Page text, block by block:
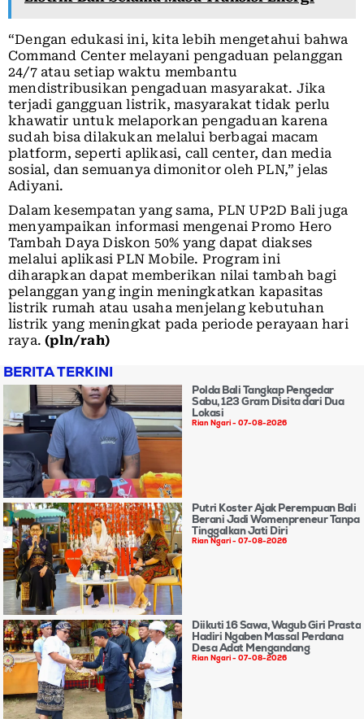
“Dengan edukasi ini, kita lebih mengetahui bahwa
Command Center melayani pengaduan pelanggan
24/7 atau setiap waktu membantu
mendistribusikan pengaduan masyarakat. Jika
terjadi gangguan listrik, masyarakat tidak perlu
khawatir untuk melaporkan pengaduan karena
sudah bisa dilakukan melalui berbagai macam
platform, seperti aplikasi, call center, dan media
sosial, dan semuanya dimonitor oleh PLN,” jelas
Adiyani.
Dalam kesempatan yang sama, PLN UP2D Bali juga
menyampaikan informasi mengenai Promo Hero
Tambah Daya Diskon 50% yang dapat diakses
melalui aplikasi PLN Mobile. Program ini
diharapkan dapat memberikan nilai tambah bagi
pelanggan yang ingin meningkatkan kapasitas
listrik rumah atau usaha menjelang kebutuhan
listrik yang meningkat pada periode perayaan hari
raya.(pln/rah)
BERITA TERKINI
Polda Bali Tangkap Pengedar
Sabu, 123 Gram Disita dari Dua
Lokasi
Rian Ngari 07-08-2026
Putri Koster Ajak Perempuan Bali
Berani Jadi Womenpreneur Tanpa
Tinggalkan Jati Diri
Rian Ngari 07-08-2026
Diikuti 16 Sawa, Wagub Giri Prasta
Hadiri Ngaben Massal Perdana
Desa Adat Mengandang
Rian Ngari 07-08-2026